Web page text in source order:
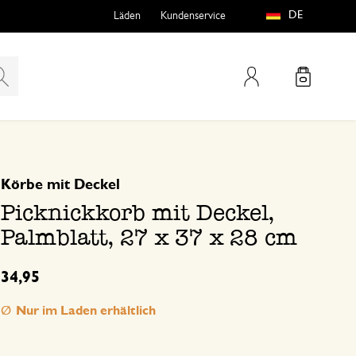
Mein Konto
Läden Kundenservice DE
Picknickkorb mit Deckel,
Palmblatt, 27 x 37 x 28 cm
Körbe mit Deckel
34,95
Nur im Laden erhältlich